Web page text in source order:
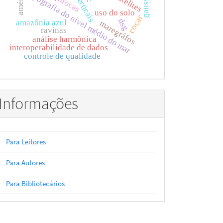
topografia do nível médio do mar
amazônia azul
ravinas
uso do solo
interoperabilidade de dados
análise harmônica
controle de qualidade
maregráfos
cocar
dsg
gauss
Informações
Para Leitores
Para Autores
Para Bibliotecários